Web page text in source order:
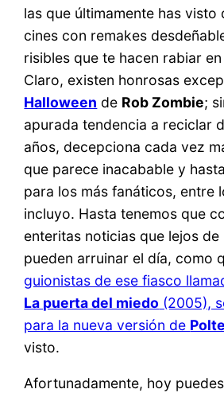
las que últimamente has visto
cines con remakes
risibles que te hacen rabiar
Claro, existen honrosas
Halloween de Rob Zombie;
apurada tendencia a reciclar
años, decepciona cada vez
que parece inacabable y
para los más fanáticos, entre
incluyo. Hasta tenemos que
enteritas noticias que lejos de
pueden arruinar el día, como
guionistas de ese fiasco
La puerta del miedo (2005),
para la nueva versión de
visto.
Afortunadamente, hoy